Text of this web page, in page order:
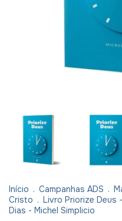
Início . Campanhas ADS .
Cristo . Livro Priorize Deus
Dias - Michel Simplicio